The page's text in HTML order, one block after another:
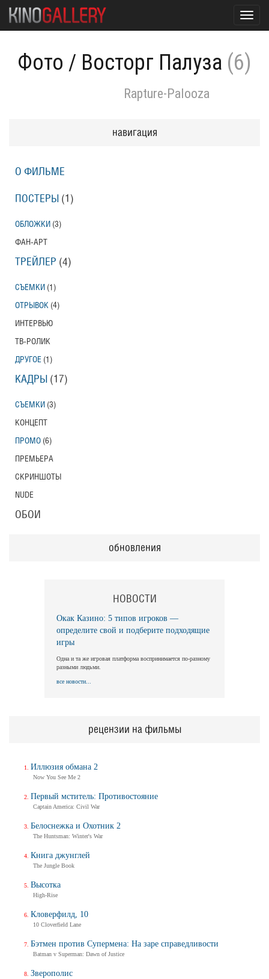
Фото / Восторг Палуза (6)
Rapture-Palooza
навигация
О ФИЛЬМЕ
ПОСТЕРЫ (1)
ОБЛОЖКИ (3)
ФАН-АРТ
ТРЕЙЛЕР (4)
СЪЕМКИ (1)
ОТРЫВОК (4)
ИНТЕРВЬЮ
ТВ-РОЛИК
ДРУГОЕ (1)
КАДРЫ (17)
СЪЕМКИ (3)
КОНЦЕПТ
ПРОМО (6)
ПРЕМЬЕРА
СКРИНШОТЫ
NUDE
ОБОИ
обновления
НОВОСТИ
Окак Казино: 5 типов игроков —
определите свой и подберите подходящие
игры
Одна и та же игровая платформа воспринимается по-разному
разными людьми.
все новости...
рецензии на фильмы
Иллюзия обмана 2
Now You See Me 2
Первый мститель: Противостояние
Captain America: Civil War
Белоснежка и Охотник 2
The Huntsman: Winter's War
Книга джунглей
The Jungle Book
Высотка
High-Rise
Кловерфилд, 10
10 Cloverfield Lane
Бэтмен против Супермена: На заре справедливости
Batman v Superman: Dawn of Justice
Зверополис